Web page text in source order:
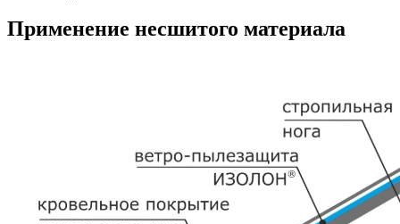
Применение несшитого материала